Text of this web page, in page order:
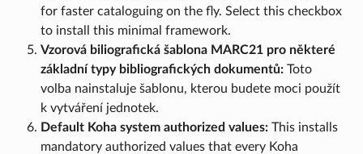
for faster cataloguing on the fly. Select this checkbox
to install this minimal framework.
Vzorová biliografická šablona MARC21 pro některé
základní typy bibliografických dokumentů:Toto
volba nainstaluje šablonu, kterou budete moci použít
k vytváření jednotek.
Default Koha system authorized values:This installs
mandatory authorized values that every Koha